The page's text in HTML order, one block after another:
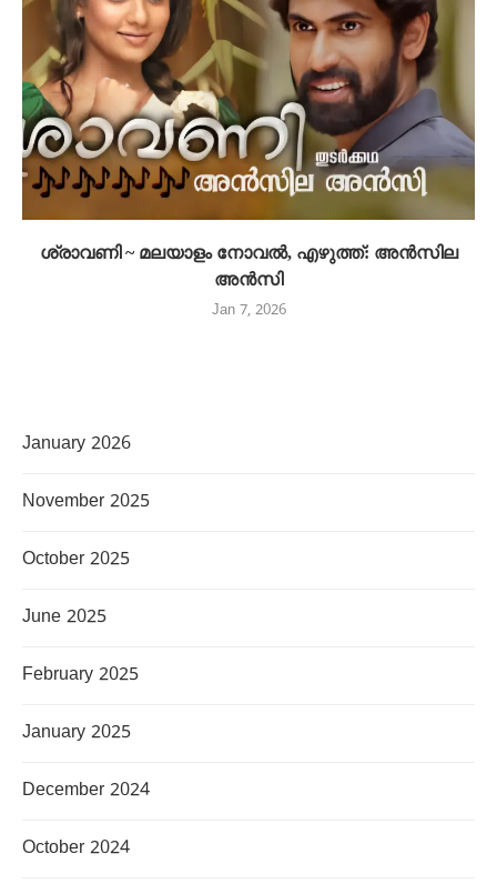
ശ്രാവണി ~ മലയാളം നോവൽ, എഴുത്ത്: അൻസില
അൻസി
Jan 7, 2026
January 2026
November 2025
October 2025
June 2025
February 2025
January 2025
December 2024
October 2024